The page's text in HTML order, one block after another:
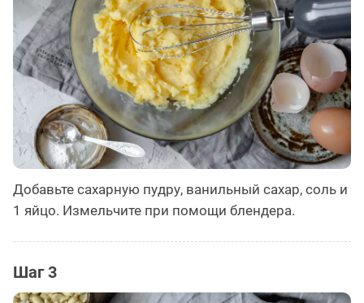
Добавьте сахарную пудру, ванильный сахар, соль и
1 яйцо. Измельчите при помощи блендера.
Шаг 3